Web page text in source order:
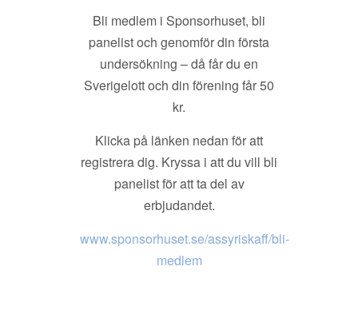
Bli medlem i Sponsorhuset, bli
panelist och genomför din första
undersökning – då får du en
Sverigelott och din förening får 50
kr.
Klicka på länken nedan för att
registrera dig. Kryssa i att du vill bli
panelist för att ta del av
erbjudandet.
www.sponsorhuset.se/assyriskaff/bli-
medlem